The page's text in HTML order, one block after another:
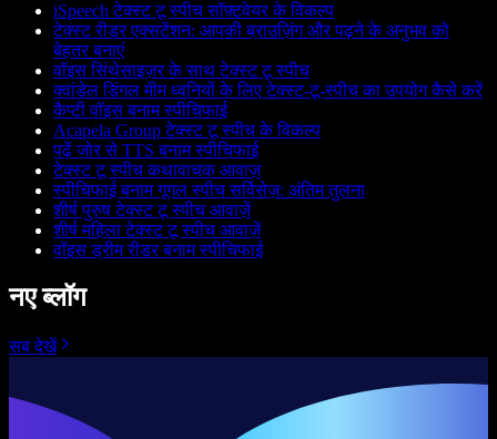
iSpeech टेक्स्ट टू स्पीच सॉफ़्टवेयर के विकल्प
टेक्स्ट रीडर एक्सटेंशन: आपकी ब्राउज़िंग और पढ़ने के अनुभव को
बेहतर बनाएं
वॉइस सिंथेसाइज़र के साथ टेक्स्ट टू स्पीच
क्वांडेल डिंगल मीम ध्वनियों के लिए टेक्स्ट-टू-स्पीच का उपयोग कैसे करें
कैप्टी वॉइस बनाम स्पीचिफाई
Acapela Group टेक्स्ट टू स्पीच के विकल्प
पढ़ें जोर से TTS बनाम स्पीचिफाई
टेक्स्ट टू स्पीच कथावाचक आवाज़
स्पीचिफाई बनाम गूगल स्पीच सर्विसेज़: अंतिम तुलना
शीर्ष पुरुष टेक्स्ट टू स्पीच आवाज़ें
शीर्ष महिला टेक्स्ट टू स्पीच आवाज़ें
वॉइस ड्रीम रीडर बनाम स्पीचिफाई
नए ब्लॉग
सब देखें